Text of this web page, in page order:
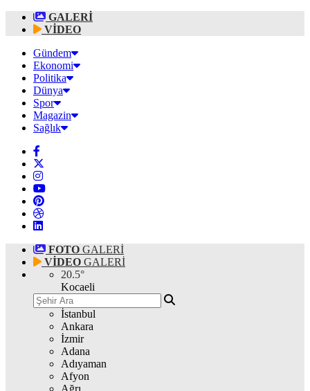
GALERİ
VİDEO
Gündem
Ekonomi
Politika
Dünya
Spor
Magazin
Sağlık
FOTO GALERİ
VİDEO GALERİ
20.5°
Kocaeli
İstanbul
Ankara
İzmir
Adana
Adıyaman
Afyon
Ağrı